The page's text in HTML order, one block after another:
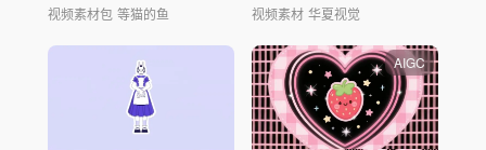
视频素材包 等猫的鱼 视频素材 华夏视觉
AIGC